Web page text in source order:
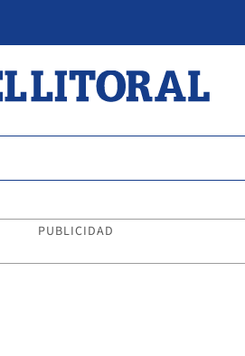
PUBLICIDAD